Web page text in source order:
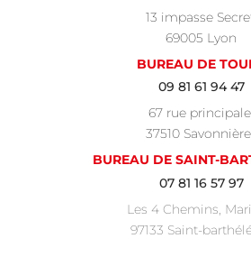
13 impasse
69005 Lyon
BUREAU DE
09 81 61 94 47
67 rue
37510
BUREAU DE SAINT-
07 81 16 57 97
Les 4 Chemins,
97133 Saint-